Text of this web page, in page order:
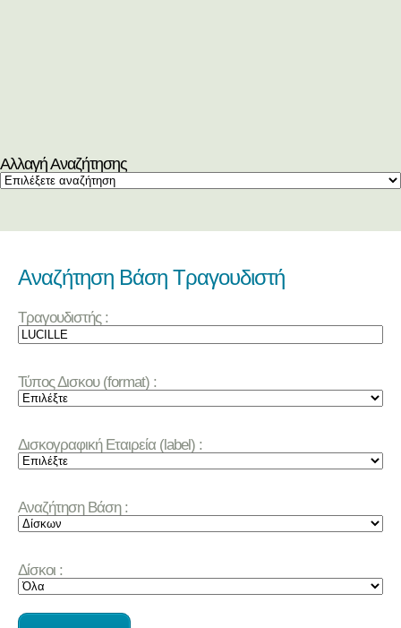
Αλλαγή Αναζήτησης
Αναζήτηση Βάση Τραγουδιστή
Τραγουδιστής :
Τύπος Δισκου (format) :
Δισκογραφική Εταιρεία (label) :
Αναζήτηση Βάση :
Δίσκοι :